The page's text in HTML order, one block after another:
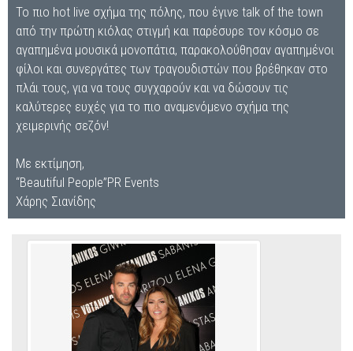
Το πιο hot live σχήμα της πόλης, που έγινε talk of the town
από την πρώτη κιόλας στιγμή και παρέσυρε τον κόσμο σε
αγαπημένα μουσικά μονοπάτια, παρακολούθησαν αγαπημένοι
φίλοι και συνεργάτες των τραγουδιστών που βρέθηκαν στο
πλάι τους, για να τους συγχαρούν και να δώσουν τις
καλύτερες ευχές για το πιο αναμενόμενο σχήμα της
χειμερινής σεζόν!
Με εκτίμηση,
“Beautiful People”PR Events
Χάρης Σιανίδης